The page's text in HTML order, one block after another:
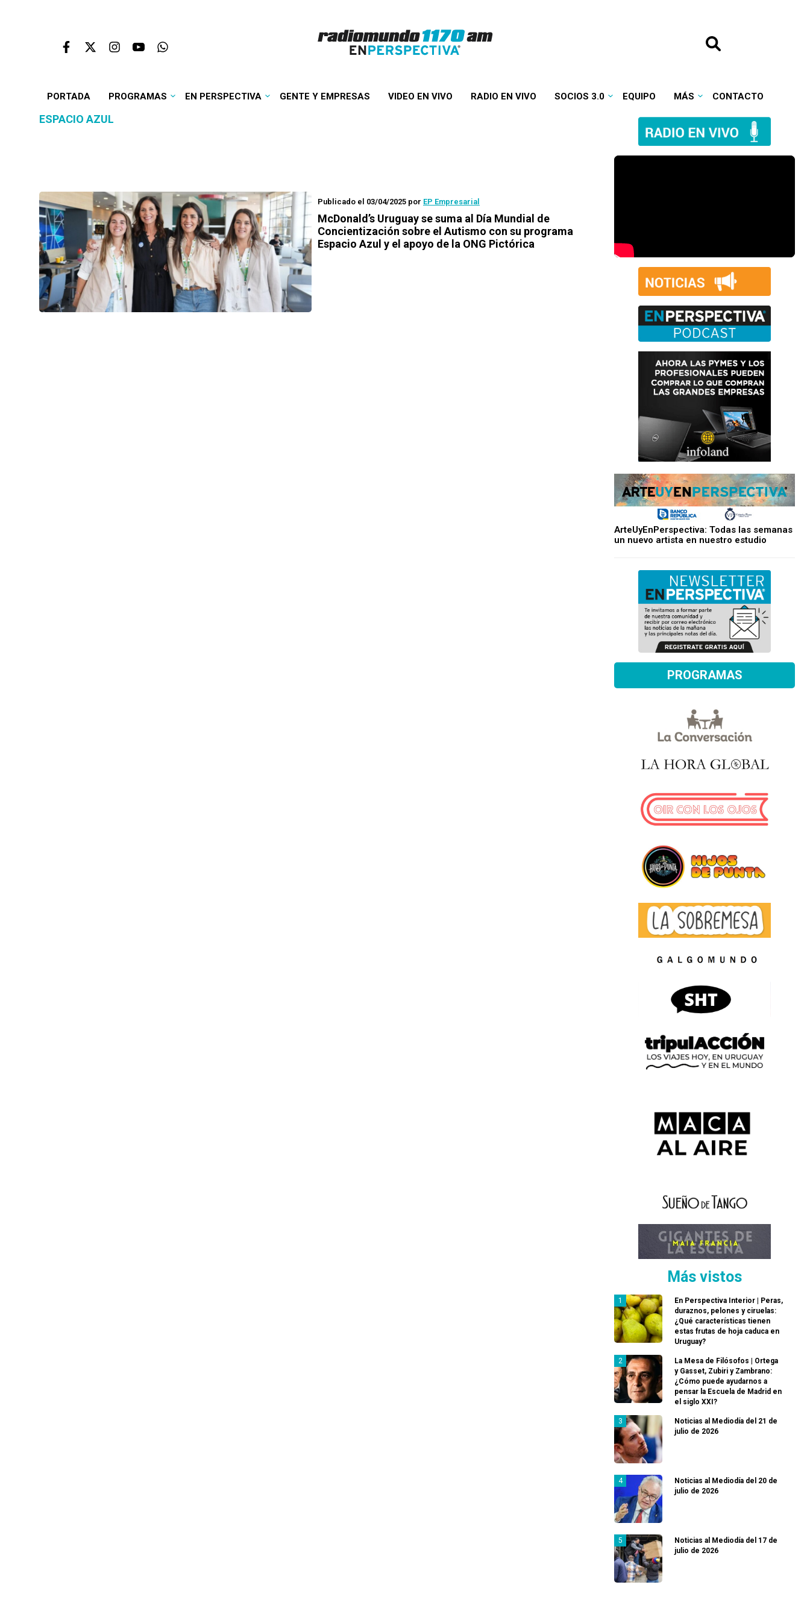
PORTADA PROGRAMAS EN PERSPECTIVA GENTE Y EMPRESAS VIDEO EN VIVO RADIO EN VIVO SOCIOS 3.0 EQUIPO MÁS CONTACTO
ESPACIO AZUL
Publicado el 03/04/2025 por EP Empresarial
McDonald’s Uruguay se suma al Día Mundial de
Concientización sobre el Autismo con su programa
Espacio Azul y el apoyo de la ONG Pictórica
ArteUyEnPerspectiva: Todas las semanas
un nuevo artista en nuestro estudio
PROGRAMAS
Más vistos
En Perspectiva Interior | Peras,
duraznos, pelones y ciruelas:
¿Qué características tienen
estas frutas de hoja caduca en
Uruguay?
La Mesa de Filósofos | Ortega
y Gasset, Zubiri y Zambrano:
¿Cómo puede ayudarnos a
pensar la Escuela de Madrid en
el siglo XXI?
Noticias al Mediodía del 21 de
julio de 2026
Noticias al Mediodía del 20 de
julio de 2026
Noticias al Mediodía del 17 de
julio de 2026